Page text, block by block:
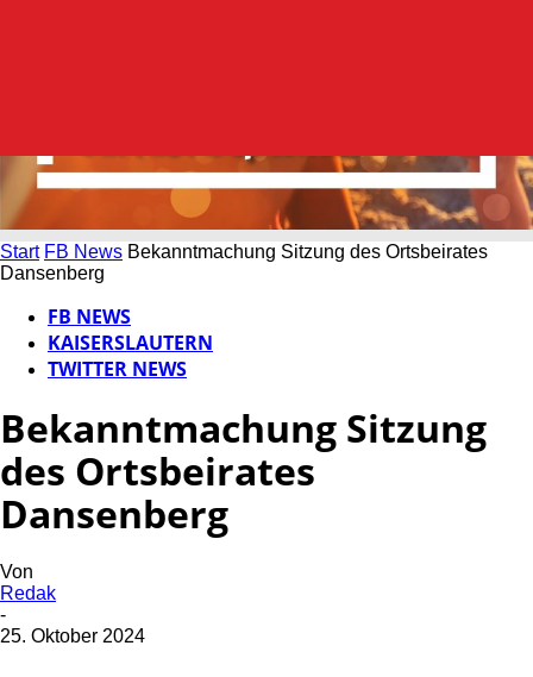
Start FB News Bekanntmachung Sitzung des Ortsbeirates
Dansenberg
FB NEWS
KAISERSLAUTERN
TWITTER NEWS
Bekanntmachung Sitzung
des Ortsbeirates
Dansenberg
Von
Redak
-
25. Oktober 2024